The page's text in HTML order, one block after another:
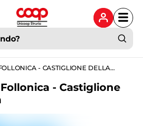
- CASTIGLIONE DELLA
- Castiglione